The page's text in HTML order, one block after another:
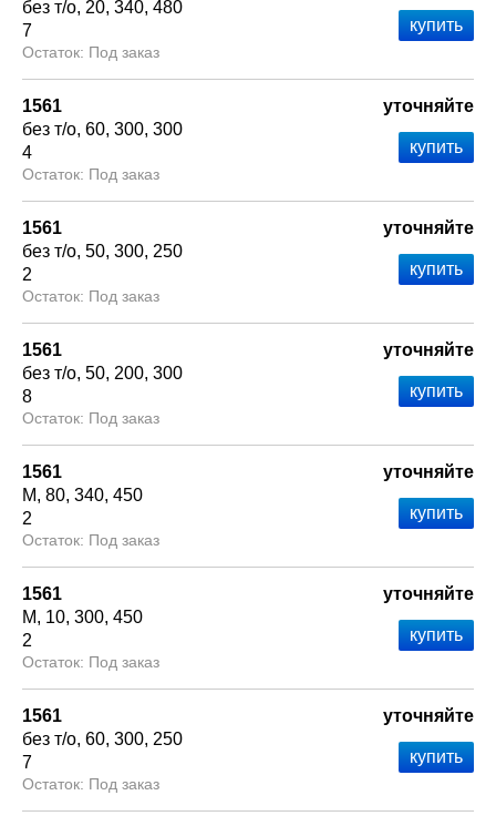
без т/о 20 340 480
7
Под заказ
1561
без т/о 60 300 300
4
Под заказ
уточняйте
1561
без т/о 50 300 250
2
Под заказ
уточняйте
1561
без т/о 50 200 300
8
Под заказ
уточняйте
1561
М 80 340 450
2
Под заказ
уточняйте
1561
М
10 300 450
2
Под заказ
уточняйте
1561
без т/о 60 300 250
7
Под заказ
уточняйте